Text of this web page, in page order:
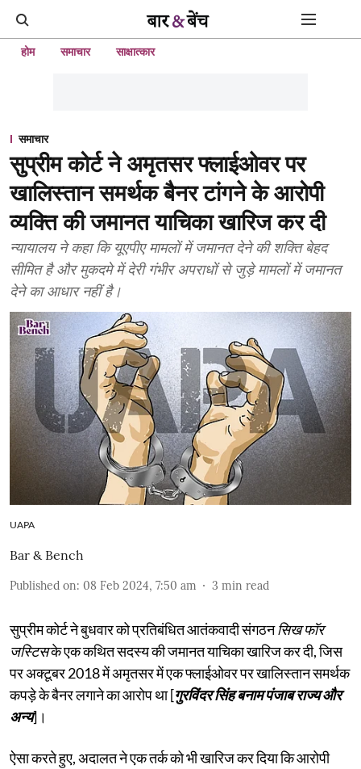
होम समाचार साक्षात्कार
समाचार
सुप्रीम कोर्ट ने अमृतसर फ्लाईओवर पर
खालिस्तान समर्थक बैनर टांगने के आरोपी
व्यक्ति की जमानत याचिका खारिज कर दी
न्यायालय ने कहा कि यूएपीए मामलों में जमानत देने की शक्ति बेहद
सीमित है और मुकदमे में देरी गंभीर अपराधों से जुड़े मामलों में जमानत
देने का आधार नहीं है।
UAPA
Bar & Bench
Published on: 08 Feb 2024, 7:50 am 3 min read
सुप्रीम कोर्ट ने बुधवार को प्रतिबंधित आतंकवादी संगठनसिख फॉर
जस्टिसके एक कथित सदस्य की जमानत याचिका खारिज कर दी, जिस
पर अक्टूबर 2018 में अमृतसर में एक फ्लाईओवर पर खालिस्तान समर्थक
कपड़े के बैनर लगाने का आरोप था [गुरविंदर सिंह बनाम पंजाब राज्य और
अन्य]।
ऐसा करते हुए, अदालत ने एक तर्क को भी खारिज कर दिया कि आरोपी